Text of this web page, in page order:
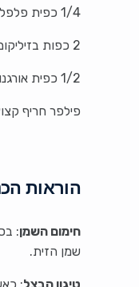
1/4 כפית פלפל שחור טחון
2 כפות בזיליקום קצוץ (או צרור קטן)
1/2 כפית אורגנו (אופציונלי)
פילפר חריף
הוראות
חימום השמן:
שמן הזית.